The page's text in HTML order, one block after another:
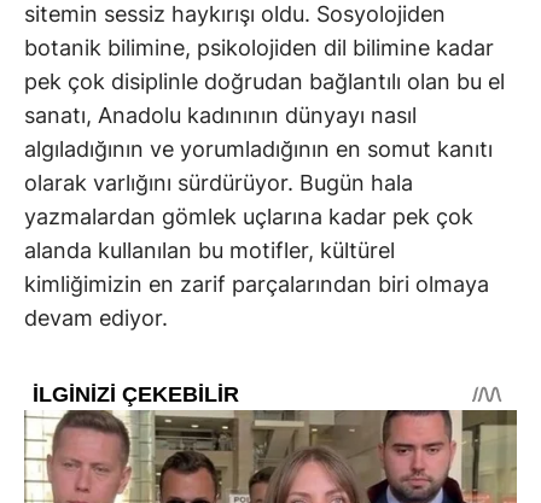
sitemin sessiz haykırışı oldu. Sosyolojiden
botanik bilimine, psikolojiden dil bilimine kadar
pek çok disiplinle doğrudan bağlantılı olan bu el
sanatı, Anadolu kadınının dünyayı nasıl
algıladığının ve yorumladığının en somut kanıtı
olarak varlığını sürdürüyor. Bugün hala
yazmalardan gömlek uçlarına kadar pek çok
alanda kullanılan bu motifler, kültürel
kimliğimizin en zarif parçalarından biri olmaya
devam ediyor.